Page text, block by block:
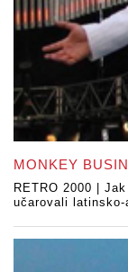
MONKEY
RETRO 2000 |
učarovali latinsko-